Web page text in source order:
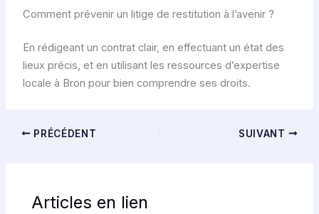
Comment prévenir un litige de restitution à l’avenir ?
En rédigeant un contrat clair, en effectuant un état des
lieux précis, et en utilisant les ressources d’expertise
locale à Bron pour bien comprendre ses droits.
PRÉCÉDENT SUIVANT
Articles en lien